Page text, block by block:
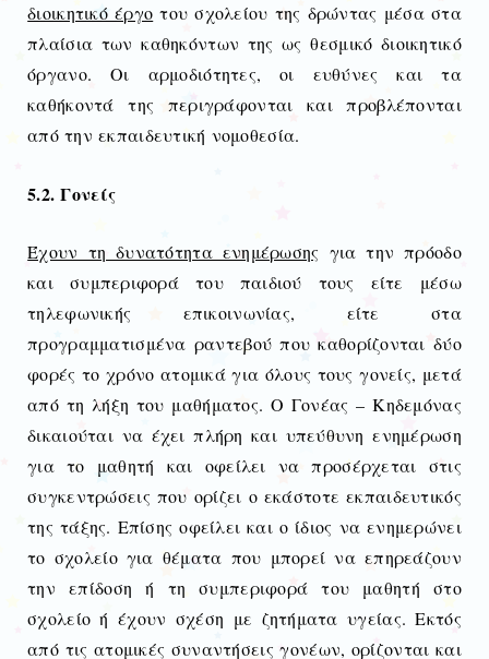
διοικητικό έργο του σχολείου της δρώντας μέσα στα
πλαίσια των καθηκόντων της ως θεσμικό διοικητικό
όργανο. Οι αρμοδιότητες, οι ευθύνες και τα
καθήκοντά της περιγράφονται και προβλέπονται
από την εκπαιδευτική νομοθεσία.
5.2. Γονείς
Έχουν τη δυνατότητα ενημέρωσης για την πρόοδο
και συμπεριφορά του παιδιού τους είτε μέσω
τηλεφωνικής επικοινωνίας, είτε στα
προγραμματισμένα ραντεβού που καθορίζονται δύο
φορές το χρόνο ατομικά για όλους τους γονείς, μετά
από τη λήξη του μαθήματος. Ο Γονέας – Κηδεμόνας
δικαιούται να έχει πλήρη και υπεύθυνη ενημέρωση
για το μαθητή και οφείλει να προσέρχεται στις
συγκεντρώσεις που ορίζει ο εκάστοτε εκπαιδευτικός
της τάξης. Επίσης οφείλει και ο ίδιος να ενημερώνει
το σχολείο για θέματα που μπορεί να επηρεάζουν
την επίδοση ή τη συμπεριφορά του μαθητή στο
σχολείο ή έχουν σχέση με ζητήματα υγείας. Εκτός
από τις ατομικές συναντήσεις γονέων, ορίζονται και